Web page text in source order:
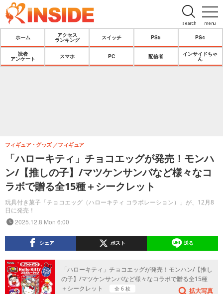
menu
search
ホーム
アクセス
ランキング
スイッチ PS5 PS4
読者
アンケート
スマホ PC 配信者
インサイドちゃ
ん
「ハローキティ」チョコエッグが発売！モンハ
ン/【推しの子】/マツケンサンバなど様々なコ
ラボで贈る全15種＋シークレット
玩具付き菓子「チョコエッグ（ハローキティ コラボレーション）」が、12月8
日に発売！
フィギュア・グッズ フィギュア
2025.12.8 Mon 6:00
シェア ポスト 送る
「ハローキティ」チョコエッグが発売！モンハン/【推し
の子】/マツケンサンバなど様々なコラボで贈る全15種
＋シークレット
全 6 枚 拡大写真